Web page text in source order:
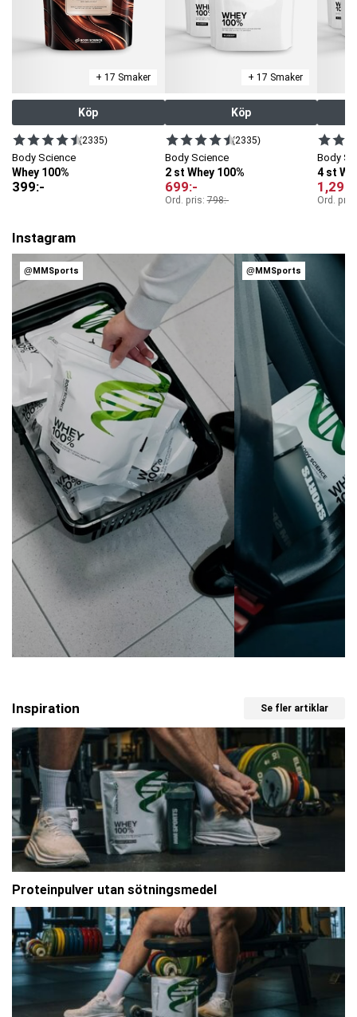
+ 17 Smaker
Köp
(2335)
Body Science
Whey 100%
399:-
+ 17 Smaker
Köp
(2335)
Body Science
2 st Whey 100%
699:-
Ord. pris:798:-
Body
4 st
1,299
Ord.
Instagram
@MMSports @MMSports
Inspiration Se fler artiklar
Proteinpulver utan sötningsmedel